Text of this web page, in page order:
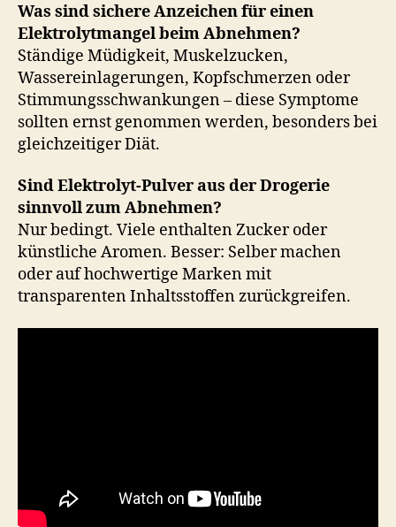
Was sind sichere Anzeichen für einen
Elektrolytmangel beim Abnehmen?
Ständige Müdigkeit, Muskelzucken,
Wassereinlagerungen, Kopfschmerzen oder
Stimmungsschwankungen – diese Symptome
sollten ernst genommen werden, besonders bei
gleichzeitiger Diät.
Sind Elektrolyt-Pulver aus der Drogerie
sinnvoll zum Abnehmen?
Nur bedingt. Viele enthalten Zucker oder
künstliche Aromen. Besser: Selber machen
oder auf hochwertige Marken mit
transparenten Inhaltsstoffen zurückgreifen.